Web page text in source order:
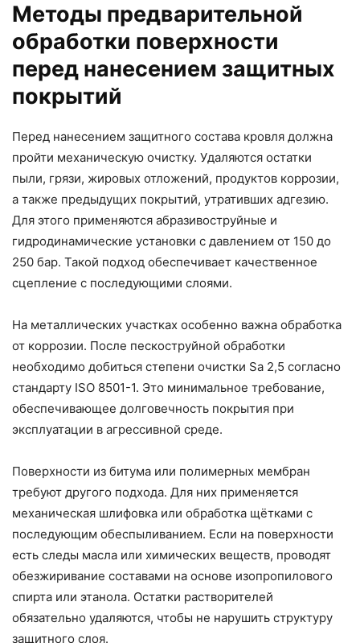
Методы предварительной
обработки поверхности
перед нанесением защитных
покрытий
Перед нанесением защитного состава кровля должна
пройти механическую очистку. Удаляются остатки
пыли, грязи, жировых отложений, продуктов коррозии,
а также предыдущих покрытий, утративших адгезию.
Для этого применяются абразивоструйные и
гидродинамические установки с давлением от 150 до
250 бар. Такой подход обеспечивает качественное
сцепление с последующими слоями.
На металлических участках особенно важна обработка
от коррозии. После пескоструйной обработки
необходимо добиться степени очистки Sa 2,5 согласно
стандарту ISO 8501-1. Это минимальное требование,
обеспечивающее долговечность покрытия при
эксплуатации в агрессивной среде.
Поверхности из битума или полимерных мембран
требуют другого подхода. Для них применяется
механическая шлифовка или обработка щётками с
последующим обеспыливанием. Если на поверхности
есть следы масла или химических веществ, проводят
обезжиривание составами на основе изопропилового
спирта или этанола. Остатки растворителей
обязательно удаляются, чтобы не нарушить структуру
защитного слоя.